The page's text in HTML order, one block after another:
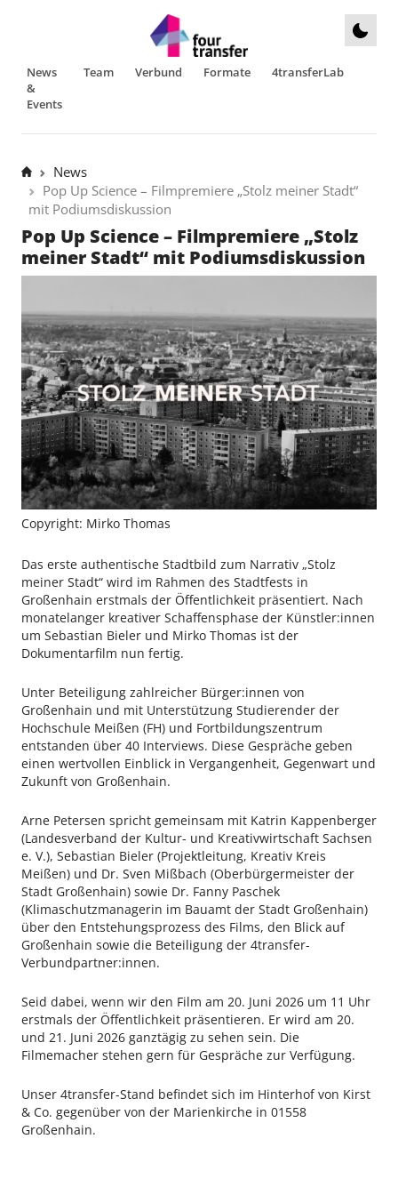
News
&
Events
Team Verbund Formate 4transferLab
News
Pop Up Science – Filmpremiere „Stolz meiner Stadt“
mit Podiumsdiskussion
Pop Up Science – Filmpremiere „Stolz
meiner Stadt“ mit Podiumsdiskussion
Copyright: Mirko Thomas
Das erste authentische Stadtbild zum Narrativ „Stolz
meiner Stadt“ wird im Rahmen des Stadtfests in
Großenhain erstmals der Öffentlichkeit präsentiert. Nach
monatelanger kreativer Schaffensphase der Künstler:innen
um Sebastian Bieler und Mirko Thomas ist der
Dokumentarfilm nun fertig.
Unter Beteiligung zahlreicher Bürger:innen von
Großenhain und mit Unterstützung Studierender der
Hochschule Meißen (FH) und Fortbildungszentrum
entstanden über 40 Interviews. Diese Gespräche geben
einen wertvollen Einblick in Vergangenheit, Gegenwart und
Zukunft von Großenhain.
Arne Petersen spricht gemeinsam mit Katrin Kappenberger
(Landesverband der Kultur- und Kreativwirtschaft Sachsen
e. V.), Sebastian Bieler (Projektleitung, Kreativ Kreis
Meißen) und Dr. Sven Mißbach (Oberbürgermeister der
Stadt Großenhain) sowie Dr. Fanny Paschek
(Klimaschutzmanagerin im Bauamt der Stadt Großenhain)
über den Entstehungsprozess des Films, den Blick auf
Großenhain sowie die Beteiligung der 4transfer-
Verbundpartner:innen.
Seid dabei, wenn wir den Film am 20. Juni 2026 um 11 Uhr
erstmals der Öffentlichkeit präsentieren. Er wird am 20.
und 21. Juni 2026 ganztägig zu sehen sein. Die
Filmemacher stehen gern für Gespräche zur Verfügung.
Unser 4transfer-Stand befindet sich im Hinterhof von Kirst
& Co. gegenüber von der Marienkirche in 01558
Großenhain.